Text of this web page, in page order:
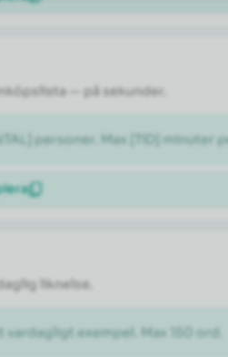
— på sekunder.
personer. Max [TID]
liknelse.
vardagligt exempel. Max 150 ord.